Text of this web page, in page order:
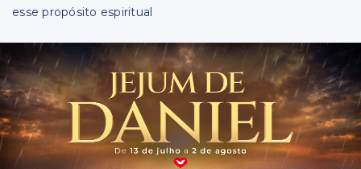
esse propósito espiritual